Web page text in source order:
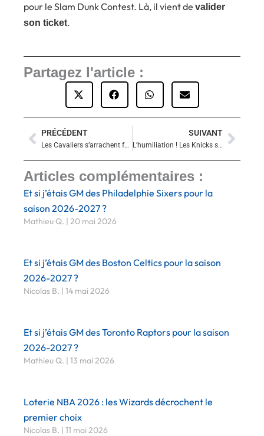
pour le Slam Dunk Contest. Là, il vient de valider
son ticket.
Partagez l'article :
Précédent
PRÉCÉDENT
Les Cavaliers s’arrachent face à Denver : Mitchell clutch, Porter Jr. s’impose, Murray isolé
SUIVANT
L’humiliation ! Les Knicks se font piétiner à domicile par des Hawks sans Trae Young
Articles complémentaires :
Et si j’étais GM des Philadelphie Sixers pour la
saison 2026-2027 ?
Mathieu Q. 20 mai 2026
Et si j’étais GM des Boston Celtics pour la saison
2026-2027 ?
Nicolas B. 14 mai 2026
Et si j’étais GM des Toronto Raptors pour la saison
2026-2027 ?
Mathieu Q. 13 mai 2026
Loterie NBA 2026 : les Wizards décrochent le
premier choix
Nicolas B. 11 mai 2026